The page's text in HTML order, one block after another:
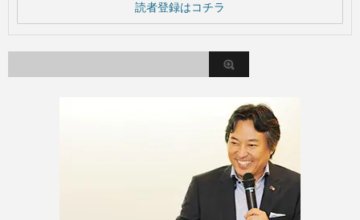
読者登録はコチラ